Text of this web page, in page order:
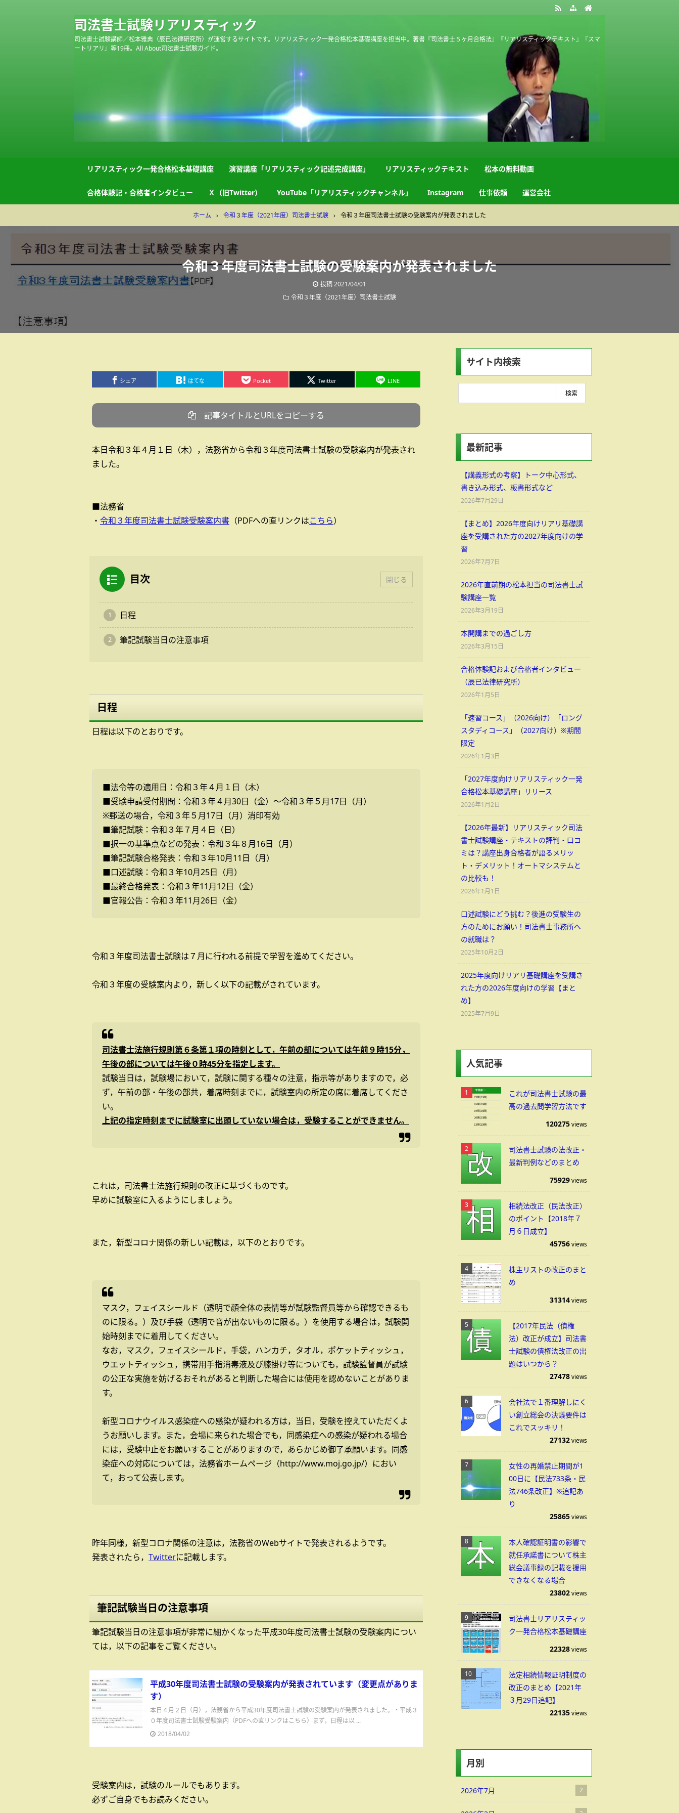
司法書士試験リアリスティック
司法書士試験講師／松本雅典（辰已法律研究所）が運営するサイトです。リアリスティック一発合格松本基礎講座を担当中。著書『司法書士５ヶ月合格法』『リアリスティックテキスト』『スマ
ートリアリ』等19冊。All About司法書士試験ガイド。
リアリスティック一発合格松本基礎講座 演習講座「リアリスティック記述完成講座」 リアリスティックテキスト 松本の無料動画
合格体験記・合格者インタビュー Ｘ（旧Twitter） YouTube「リアリスティックチャンネル」 Instagram 仕事依頼 運営会社
ホーム › 令和３年度（2021年度）司法書士試験 › 令和３年度司法書士試験の受験案内が発表されました
令和３年度司法書士試験の受験案内が発表されました
投稿2021/04/01
令和３年度（2021年度）司法書士試験
シェア はてな Pocket Twitter LINE
記事タイトルとURLをコピーする
本日令和３年４月１日（木），法務省から令和３年度司法書士試験の受験案内が発表され
ました。
■法務省
・ 令和３年度司法書士試験受験案内書 （PDFへの直リンクはこちら）
目次 閉じる
日程
筆記試験当日の注意事項
日程
日程は以下のとおりです。
■法令等の適用日：令和３年４月１日（木）
■受験申請受付期間：令和３年４月30日（金）～令和３年５月17日（月）
※郵送の場合，令和３年５月17日（月）消印有効
■筆記試験：令和３年７月４日（日）
■択一の基準点などの発表：令和３年８月16日（月）
■筆記試験合格発表：令和３年10月11日（月）
■口述試験：令和３年10月25日（月）
■最終合格発表：令和３年11月12日（金）
■官報公告：令和３年11月26日（金）
令和３年度司法書士試験は７月に行われる前提で学習を進めてください。
令和３年度の受験案内より，新しく以下の記載がされています。
司法書士法施行規則第６条第１項の時刻として，午前の部については午前９時15分，
午後の部については午後０時45分を指定します。
試験当日は，試験場において，試験に関する種々の注意，指示等がありますので，必
ず，午前の部・午後の部共，着席時刻までに，試験室内の所定の席に着席してくださ
い。
上記の指定時刻までに試験室に出頭していない場合は，受験することができません。
これは，司法書士法施行規則の改正に基づくものです。
早めに試験室に入るようにしましょう。
また，新型コロナ関係の新しい記載は，以下のとおりです。
マスク，フェイスシールド（透明で顔全体の表情等が試験監督員等から確認できるも
のに限る。）及び手袋（透明で音が出ないものに限る。）を使用する場合は，試験開
始時刻までに着用してください。
なお，マスク，フェイスシールド，手袋，ハンカチ，タオル，ポケットティッシュ，
ウエットティッシュ，携帯用手指消毒液及び膝掛け等についても，試験監督員が試験
の公正な実施を妨げるおそれがあると判断した場合には使用を認めないことがありま
す。
新型コロナウイルス感染症への感染が疑われる方は，当日，受験を控えていただくよ
うお願いします。また，会場に来られた場合でも，同感染症への感染が疑われる場合
には，受験中止をお願いすることがありますので，あらかじめ御了承願います。同感
染症への対応については，法務省ホームページ（http://www.moj.go.jp/）におい
て，おって公表します。
昨年同様，新型コロナ関係の注意は，法務省のWebサイトで発表されるようです。
発表されたら， Twitterに記載します。
筆記試験当日の注意事項
筆記試験当日の注意事項が非常に細かくなった平成30年度司法書士試験の受験案内につい
ては，以下の記事をご覧ください。
平成30年度司法書士試験の受験案内が発表されています（変更点がありま
す）
本日４月２日（月），法務省から平成30年度司法書士試験の受験案内が発表されました。・平成３
０年度司法書士試験受験案内（PDFへの直リンクはこちら）まず，日程は以 ...
2018/04/02
受験案内は，試験のルールでもあります。
必ずご自身でもお読みください。
サイト内検索
最新記事
【講義形式の考察】トーク中心形式、
書き込み形式、板書形式など
2026年7月29日
【まとめ】2026年度向けリアリ基礎講
座を受講された方の2027年度向けの学
習
2026年7月7日
2026年直前期の松本担当の司法書士試
験講座一覧
2026年3月19日
本開講までの過ごし方
2026年3月15日
合格体験記および合格者インタビュー
（辰已法律研究所）
2026年1月5日
「速習コース」（2026向け）「ロング
スタディコース」（2027向け）※期間
限定
2026年1月3日
「2027年度向けリアリスティック一発
合格松本基礎講座」リリース
2026年1月2日
【2026年最新】リアリスティック司法
書士試験講座・テキストの評判・口コ
ミは？講座出身合格者が語るメリッ
ト・デメリット！オートマシステムと
の比較も！
2026年1月1日
口述試験にどう挑む？後進の受験生の
方のためにお願い！司法書士事務所へ
の就職は？
2025年10月2日
2025年度向けリアリ基礎講座を受講さ
れた方の2026年度向けの学習【まと
め】
2025年7月9日
人気記事
これが司法書士試験の最
高の過去問学習方法です
120275views
司法書士試験の法改正・
最新判例などのまとめ
75929views
相続法改正（民法改正）
のポイント【2018年７
月６日成立】
45756views
株主リストの改正のまと
め
31314views
【2017年民法（債権
法）改正が成立】司法書
士試験の債権法改正の出
題はいつから？
27478views
会社法で１番理解しにく
い創立総会の決議要件は
これでスッキリ！
27132views
女性の再婚禁止期間が1
00日に【民法733条・民
法746条改正】※追記あ
り
25865views
本人確認証明書の影響で
就任承諾書について株主
総会議事録の記載を援用
できなくなる場合
23802views
司法書士リアリスティッ
ク一発合格松本基礎講座
22328views
法定相続情報証明制度の
改正のまとめ【2021年
３月29日追記】
22135views
月別
2026年7月 2